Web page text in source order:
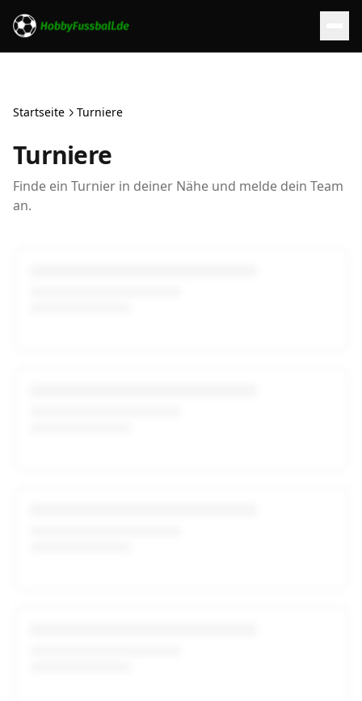
Startseite Turniere
Turniere
Finde ein Turnier in deiner Nähe und melde dein Team
an.